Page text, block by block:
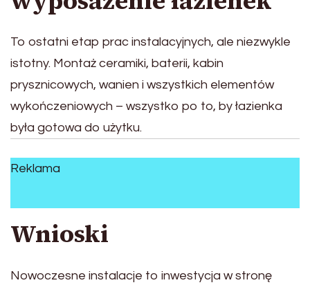
To ostatni etap prac instalacyjnych, ale niezwykle
istotny. Montaż ceramiki, baterii, kabin
prysznicowych, wanien i wszystkich elementów
wykończeniowych – wszystko po to, by łazienka
była gotowa do użytku.
Reklama
Wnioski
Nowoczesne instalacje to inwestycja w stronę